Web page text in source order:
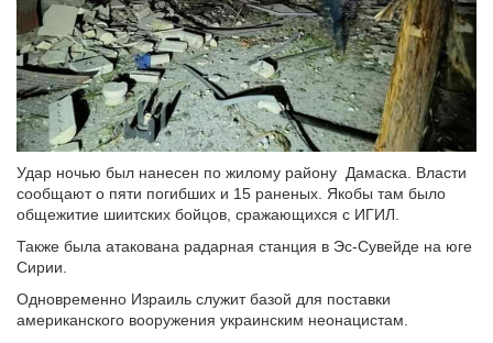
Удар ночью был нанесен по жилому району Дамаска. Власти
сообщают о пяти погибших и 15 раненых. Якобы там было
общежитие шиитских бойцов, сражающихся с ИГИЛ.
Также была атакована радарная станция в Эс-Сувейде на юге
Сирии.
Одновременно Израиль служит базой для поставки
американского вооружения украинским неонацистам.